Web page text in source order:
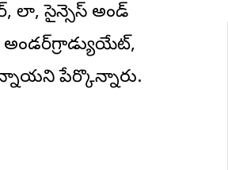
లా, సైన్సెస్ అండ్
పేర్కొన్నారు.